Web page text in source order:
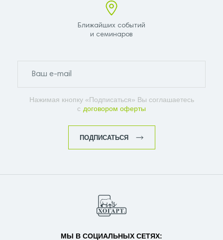
Ближайших событий
и семинаров
Нажимая кнопку «Подписаться» Вы соглашаетесь
с договором оферты
ПОДПИСАТЬСЯ
МЫ В СОЦИАЛЬНЫХ СЕТЯХ: